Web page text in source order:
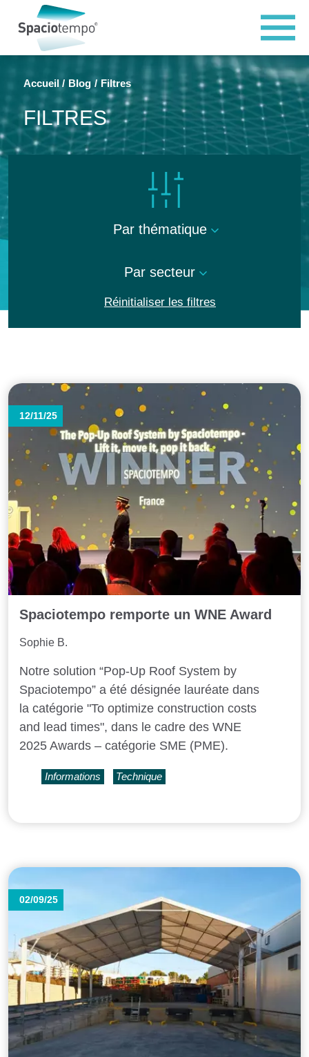
Accueil Blog Filtres
FILTRES
Par thématique
Par secteur
Réinitialiser les filtres
12/11/25
Spaciotempo remporte un WNE Award
Sophie B.
Notre solution “Pop-Up Roof System by
Spaciotempo” a été désignée lauréate dans
la catégorie "To optimize construction costs
and lead times", dans le cadre des WNE
2025 Awards – catégorie SME (PME).
Informations Technique
02/09/25
Panneau de gestion des cookies